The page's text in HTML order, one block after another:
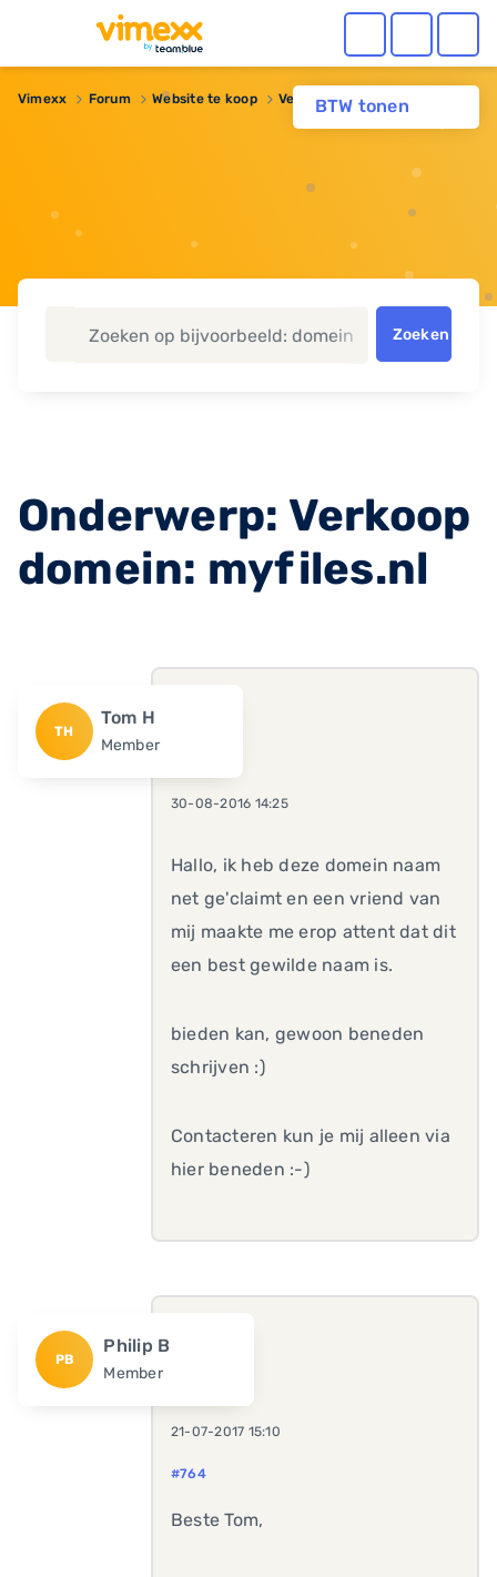
BTW tonen
Vimexx Forum Website te koop Verkoop domein: myfiles.nl
Zoeken
Onderwerp: Verkoop
domein: myfiles.nl
TH
Tom H
Member
30-08-2016 14:25
Hallo, ik heb deze domein naam
net ge'claimt en een vriend van
mij maakte me erop attent dat dit
een best gewilde naam is.
bieden kan, gewoon beneden
schrijven :)
Contacteren kun je mij alleen via
hier beneden :-)
PB
Philip B
Member
21-07-2017 15:10
#764
Beste Tom,